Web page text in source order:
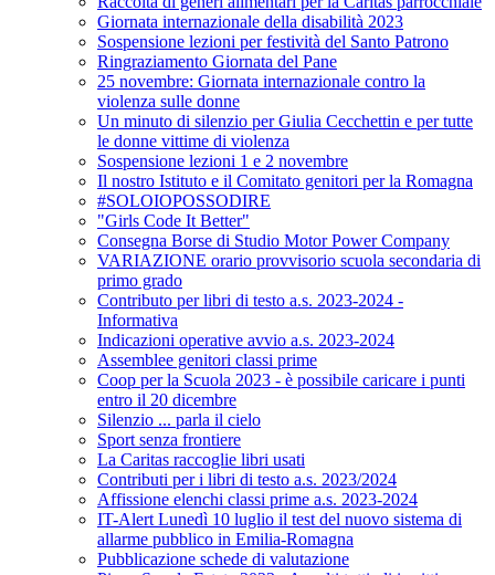
Giornata internazionale della disabilità 2023
Sospensione lezioni per festività del Santo Patrono
Ringraziamento Giornata del Pane
25 novembre: Giornata internazionale contro la
violenza sulle donne
Un minuto di silenzio per Giulia Cecchettin e per tutte
le donne vittime di violenza
Sospensione lezioni 1 e 2 novembre
Il nostro Istituto e il Comitato genitori per la Romagna
#SOLOIOPOSSODIRE
"Girls Code It Better"
Consegna Borse di Studio Motor Power Company
VARIAZIONE orario provvisorio scuola secondaria di
primo grado
Contributo per libri di testo a.s. 2023-2024 -
Informativa
Indicazioni operative avvio a.s. 2023-2024
Assemblee genitori classi prime
Coop per la Scuola 2023 - è possibile caricare i punti
entro il 20 dicembre
Silenzio ... parla il cielo
Sport senza frontiere
La Caritas raccoglie libri usati
Contributi per i libri di testo a.s. 2023/2024
Affissione elenchi classi prime a.s. 2023-2024
IT-Alert Lunedì 10 luglio il test del nuovo sistema di
allarme pubblico in Emilia-Romagna
Pubblicazione schede di valutazione